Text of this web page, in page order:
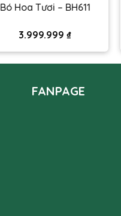
Bó Hoa Tươi – BH611
3.999.999 ₫
FANPAGE